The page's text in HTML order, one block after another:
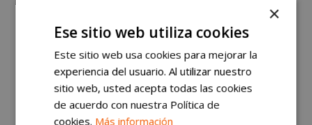
×
Ese sitio web utiliza cookies
Este sitio web usa cookies para mejorar la
experiencia del usuario. Al utilizar nuestro
sitio web, usted acepta todas las cookies
de acuerdo con nuestra Política de
cookies. Más información